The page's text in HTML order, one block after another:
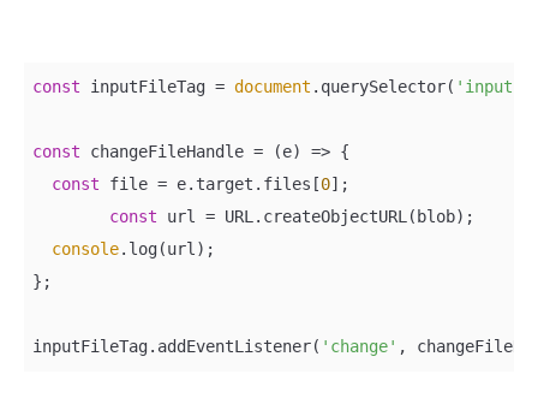
const inputFileTag = document .querySelector( 'input'
const changeFileHandle = (e) => {
const file = e.target.files[0];
const url = URL.createObjectURL(blob);
console.log(url);
};
inputFileTag.addEventListener( 'change'